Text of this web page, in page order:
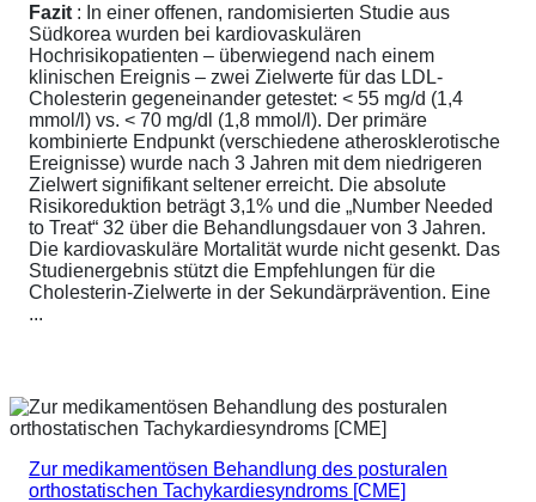
Fazit : In einer offenen, randomisierten Studie aus
Südkorea wurden bei kardiovaskulären
Hochrisikopatienten – überwiegend nach einem
klinischen Ereignis – zwei Zielwerte für das LDL-
Cholesterin gegeneinander getestet: < 55 mg/d (1,4
mmol/l) vs. < 70 mg/dl (1,8 mmol/l). Der primäre
kombinierte Endpunkt (verschiedene atherosklerotische
Ereignisse) wurde nach 3 Jahren mit dem niedrigeren
Zielwert signifikant seltener erreicht. Die absolute
Risikoreduktion beträgt 3,1% und die „Number Needed
to Treat“ 32 über die Behandlungsdauer von 3 Jahren.
Die kardiovaskuläre Mortalität wurde nicht gesenkt. Das
Studienergebnis stützt die Empfehlungen für die
Cholesterin-Zielwerte in der Sekundärprävention. Eine
...
Zur medikamentösen Behandlung des posturalen
orthostatischen Tachykardiesyndroms [CME]